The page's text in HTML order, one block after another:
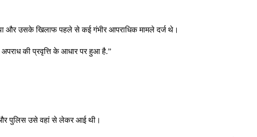
था और उसके खिलाफ पहले से कई गंभीर आपराधिक मामले दर्ज थे।
की प्रवृत्ति के आधार पर हुआ है.”
और पुलिस उसे वहां से लेकर आई थी।